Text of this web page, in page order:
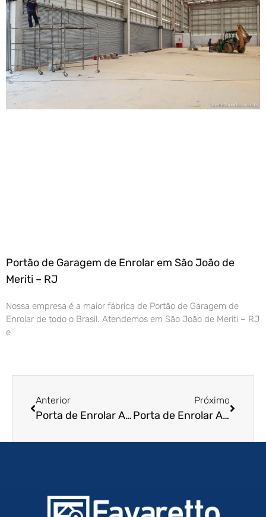
Portão de Garagem de Enrolar em São João de
Meriti – RJ
Nossa empresa é a maior fábrica de Portão de Garagem de
Enrolar de todo o Brasil. Atendemos em São João de Meriti – RJ
e
Anterior
Porta de Enrolar Automática em Poços de Caldas – MG
Próximo
Porta de Enrolar Automática em Uberaba – MG